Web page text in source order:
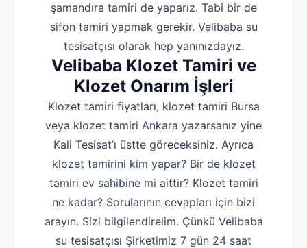
şamandıra tamiri de yaparız. Tabi bir de
sifon tamiri yapmak gerekir. Velibaba su
tesisatçısı olarak hep yanınızdayız.
Velibaba Klozet Tamiri ve
Klozet Onarım İşleri
Klozet tamiri fiyatları, klozet tamiri Bursa
veya klozet tamiri Ankara yazarsanız yine
Kali Tesisat’ı üstte göreceksiniz. Ayrıca
klozet tamirini kim yapar? Bir de klozet
tamiri ev sahibine mi aittir? Klozet tamiri
ne kadar? Sorularının cevapları için bizi
arayın. Sizi bilgilendirelim. Çünkü Velibaba
su tesisatçısı Şirketimiz 7 gün 24 saat